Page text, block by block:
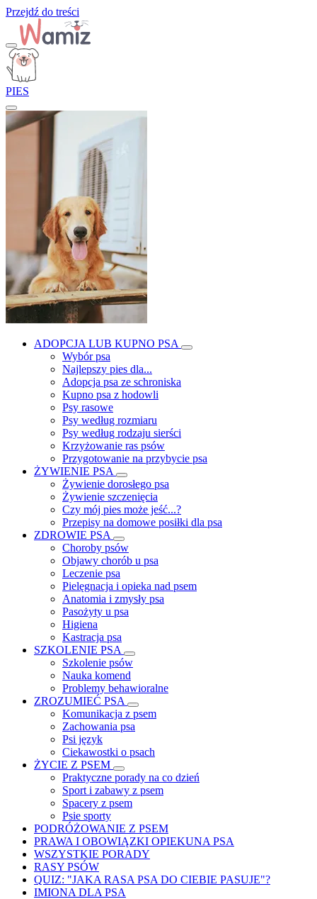
Przejdź do treści
PIES
ADOPCJA LUB KUPNO PSA
Wybór psa
Najlepszy pies dla...
Adopcja psa ze schroniska
Kupno psa z hodowli
Psy rasowe
Psy według rozmiaru
Psy według rodzaju sierści
Krzyżowanie ras psów
Przygotowanie na przybycie psa
ŻYWIENIE PSA
Żywienie dorosłego psa
Żywienie szczenięcia
Czy mój pies może jeść...?
Przepisy na domowe posiłki dla psa
ZDROWIE PSA
Choroby psów
Objawy chorób u psa
Leczenie psa
Pielęgnacja i opieka nad psem
Anatomia i zmysły psa
Pasożyty u psa
Higiena
Kastracja psa
SZKOLENIE PSA
Szkolenie psów
Nauka komend
Problemy behawioralne
ZROZUMIEĆ PSA
Komunikacja z psem
Zachowania psa
Psi język
Ciekawostki o psach
ŻYCIE Z PSEM
Praktyczne porady na co dzień
Sport i zabawy z psem
Spacery z psem
Psie sporty
PODRÓŻOWANIE Z PSEM
PRAWA I OBOWIĄZKI OPIEKUNA PSA
WSZYSTKIE PORADY
RASY PSÓW
QUIZ: "JAKA RASA PSA DO CIEBIE PASUJE"?
IMIONA DLA PSA